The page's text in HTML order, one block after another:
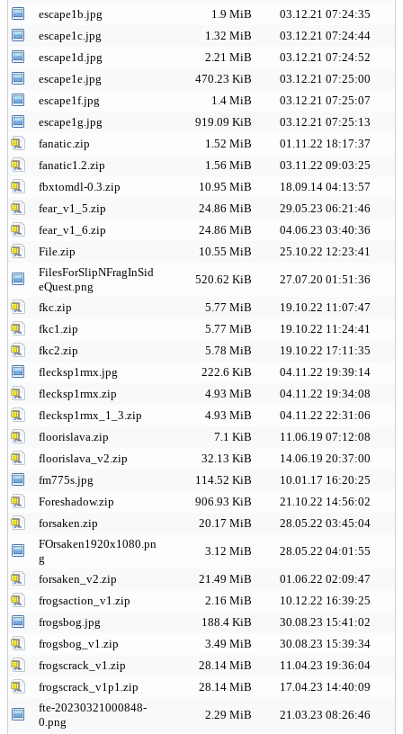
escape1b.jpg
1.9 MiB
03.12.21 07:24:35
escape1c.jpg
1.32 MiB
03.12.21 07:24:44
escape1d.jpg
2.21 MiB
03.12.21 07:24:52
escape1e.jpg
470.23 KiB
03.12.21 07:25:00
escape1f.jpg
1.4 MiB
03.12.21 07:25:07
escape1g.jpg
919.09 KiB
03.12.21 07:25:13
fanatic.zip
1.52 MiB
01.11.22 18:17:37
fanatic1.2.zip
1.56 MiB
03.11.22 09:03:25
fbxtomdl-0.3.zip
10.95 MiB
18.09.14 04:13:57
fear_v1_5.zip
24.86 MiB
29.05.23 06:21:46
fear_v1_6.zip
24.86 MiB
04.06.23 03:40:36
File.zip
10.55 MiB
25.10.22 12:23:41
FilesForSlipNFragInSid
eQuest.png
520.62 KiB 27.07.20 01:51:36
fkc.zip 5.77 MiB
19.10.22 11:07:47
fkc1.zip
5.77 MiB
19.10.22 11:24:41
fkc2.zip
5.78 MiB
19.10.22 17:11:35
flecksp1rmx.jpg
222.6 KiB
04.11.22 19:39:14
flecksp1rmx.zip
4.93 MiB
04.11.22 19:34:08
flecksp1rmx_1_3.zip
4.93 MiB
04.11.22 22:31:06
floorislava.zip
7.1 KiB
11.06.19 07:12:08
floorislava_v2.zip
32.13 KiB
14.06.19 20:37:00
fm775s.jpg
114.52 KiB
10.01.17 16:20:25
Foreshadow.zip
906.93 KiB
21.10.22 14:56:02
forsaken.zip
20.17 MiB
28.05.22 03:45:04
FOrsaken1920x1080.pn
g
3.12 MiB 28.05.22 04:01:55
forsaken_v2.zip 21.49 MiB
01.06.22 02:09:47
frogsaction_v1.zip
2.16 MiB
10.12.22 16:39:25
frogsbog.jpg
188.4 KiB
30.08.23 15:41:02
frogsbog_v1.zip
3.49 MiB
30.08.23 15:39:34
frogscrack_v1.zip
28.14 MiB
11.04.23 19:36:04
frogscrack_v1p1.zip
28.14 MiB
17.04.23 14:40:09
fte-20230321000848-
0.png
2.29 MiB
21.03.23 08:26:46